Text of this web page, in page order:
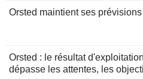
Orsted maintient ses
Orsted : le résultat
dépasse les attentes, les